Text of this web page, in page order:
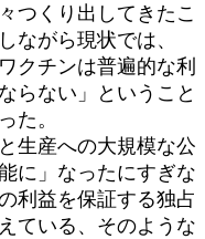
つくり出してきたこ
ながら現状では、
クチンは普遍的な利
らない」ということ
た。
生産への大規模な公
に」なったにすぎな
利益を保証する独占
ている、そのような